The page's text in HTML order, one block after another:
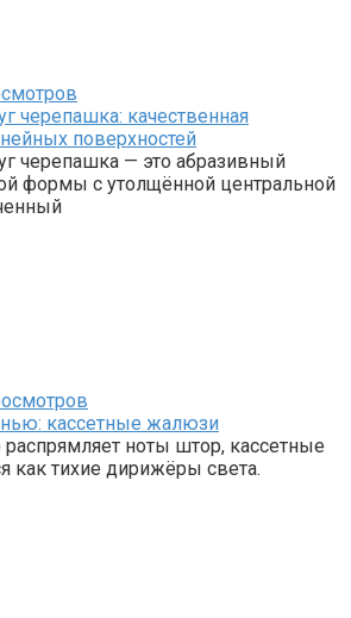
черепашка: качественная
поверхностей
черепашка — это абразивный
формы с утолщённой центральной
кассетные жалюзи
распрямляет ноты штор, кассетные
как тихие дирижёры света.